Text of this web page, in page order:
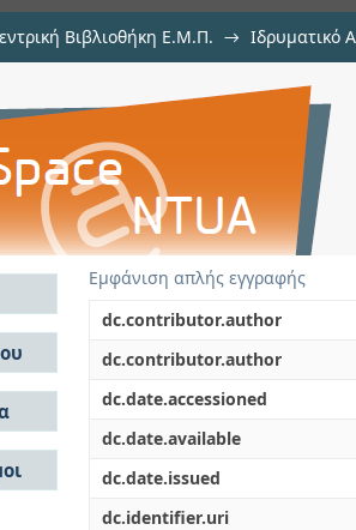
Βιβλιοθήκη Ε.Μ.Π. → Ιδρυματικό
εδαφών
Εμφάνιση απλής εγγραφής
dc.contributor.author
dc.contributor.author
dc.date.accessioned
dc.date.available
dc.date.issued
dc.identifier.uri